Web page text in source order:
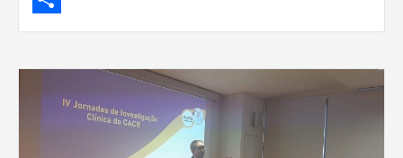
Share